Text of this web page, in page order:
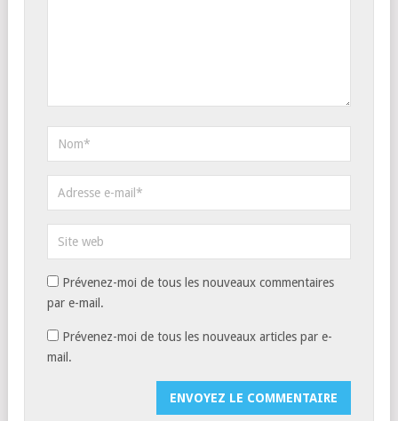
Prévenez-moi de tous les nouveaux commentaires
par e-mail.
Prévenez-moi de tous les nouveaux articles par e-
mail.